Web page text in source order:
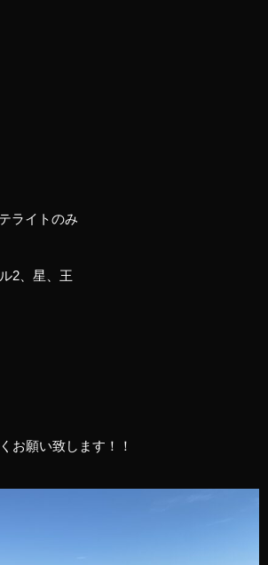
ライトのみ
2、星、王
お願い致します！！